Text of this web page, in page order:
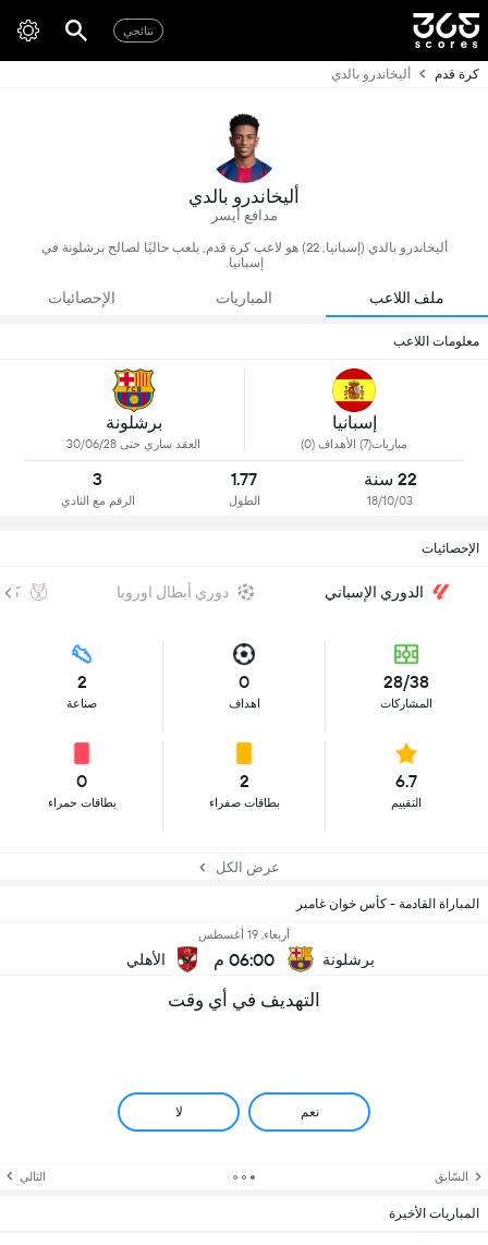
نتائجي
كرة قدم أليخاندرو بالدي
أليخاندرو بالدي
مدافع أيسر
أليخاندرو بالدي (إسبانيا, 22) هو لاعب كرة قدم, يلعب حاليًا لصالح برشلونة في
إسبانيا.
ملف اللاعب المباريات الإحصائيات
معلومات اللاعب
إسبانيا
مباريات(7) الأهداف (0)
برشلونة
العقد ساري حتى 30/06/28
22 سنة
18/10/03
1.77
الطول
3
الرقم مع النادي
الإحصائيات
الدوري الإسباني دوري أبطال اوروبا
28/38
المشاركات
0
اهداف
2
صناعة
6.7
التقييم
2
بطاقات صفراء
0
بطاقات حمراء
عرض الكل
المباراة القادمة - كأس خوان غامبر
برشلونة
أربعاء, 19 أغسطس
06:00 م الأهلي
التهديف في أي وقت
نعم لا
السّابق التالي
المباريات الأخيرة